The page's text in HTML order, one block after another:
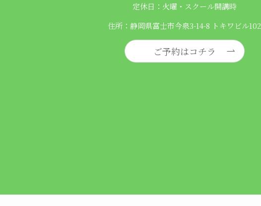
定休日：火曜・スクール開講時
住所：静岡県富士市今泉3-14-8 トキワビル102
ご予約はコチラ